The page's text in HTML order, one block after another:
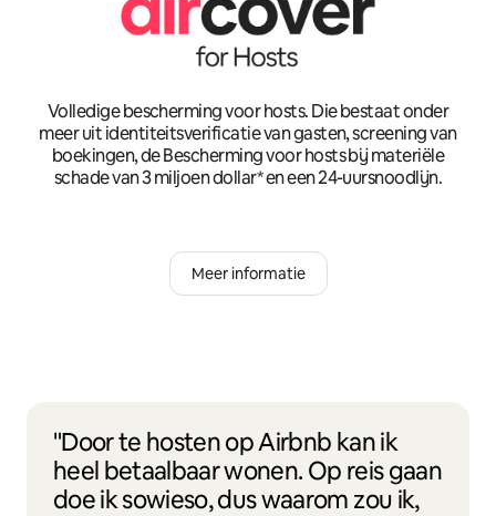
Volledige bescherming voor hosts. Die bestaat onder
meer uit identiteitsverificatie van gasten, screening van
boekingen, de Bescherming voor hosts bij materiële
schade van 3 miljoen dollar* en een 24-uursnoodlijn.
Meer informatie
"Door te hosten op Airbnb kan ik
heel betaalbaar wonen. Op reis gaan
doe ik sowieso, dus waarom zou ik,